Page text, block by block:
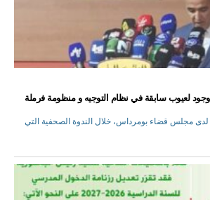
لعيوب سابقة في نظام التوجيه و منظومة فرملة
لدى مجلس قضاء بومرداس، خلال الندوة الصحفية التي